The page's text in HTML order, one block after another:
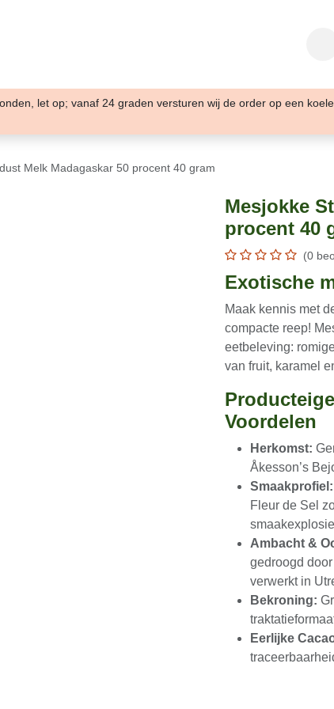
let op; vanaf 24 graden versturen wij de order op
2026
Melk Madagaskar 50 procent 40 gram
Mesjokke
50 procent
(0
Exotische
Maak kennis met
een compacte
eetbeleving:
tonen van fruit,
Voordelen
Herkomst:
van
tikje Fleur de
Ambacht &
en gedroogd
geroosterd
Mesjokke.
Bekroning:
perfecte